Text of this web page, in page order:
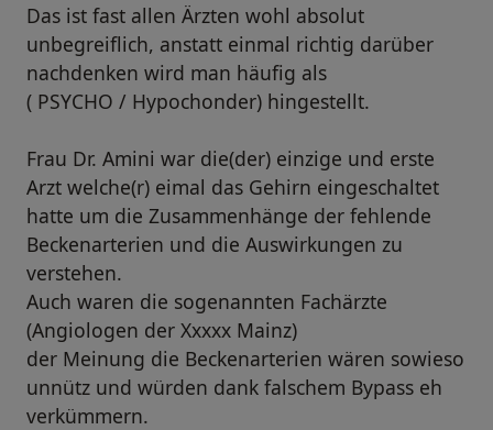
Das ist fast allen Ärzten wohl absolut
unbegreiflich, anstatt einmal richtig darüber
nachdenken wird man häufig als
( PSYCHO / Hypochonder) hingestellt.
Frau Dr. Amini war die(der) einzige und erste
Arzt welche(r) eimal das Gehirn eingeschaltet
hatte um die Zusammenhänge der fehlende
Beckenarterien und die Auswirkungen zu
verstehen.
Auch waren die sogenannten Fachärzte
(Angiologen der Xxxxx Mainz)
der Meinung die Beckenarterien wären sowieso
unnütz und würden dank falschem Bypass eh
verkümmern.